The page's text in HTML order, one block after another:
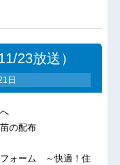
23放送）
日
の配布
ォーム ～快適！住